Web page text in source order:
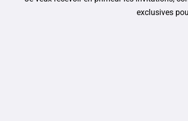
exclusives